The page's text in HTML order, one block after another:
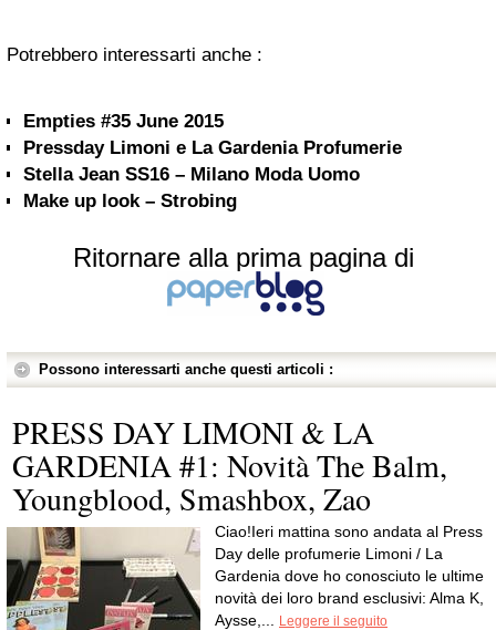
Potrebbero interessarti anche :
Empties #35 June 2015
Pressday Limoni e La Gardenia Profumerie
Stella Jean SS16 – Milano Moda Uomo
Make up look – Strobing
Ritornare alla prima pagina di
Possono interessarti anche questi articoli :
PRESS DAY LIMONI & LA
GARDENIA #1: Novità The Balm,
Youngblood, Smashbox, Zao
Ciao!Ieri mattina sono andata al Press
Day delle profumerie Limoni / La
Gardenia dove ho conosciuto le ultime
novità dei loro brand esclusivi: Alma K,
Aysse,...
Leggere il seguito